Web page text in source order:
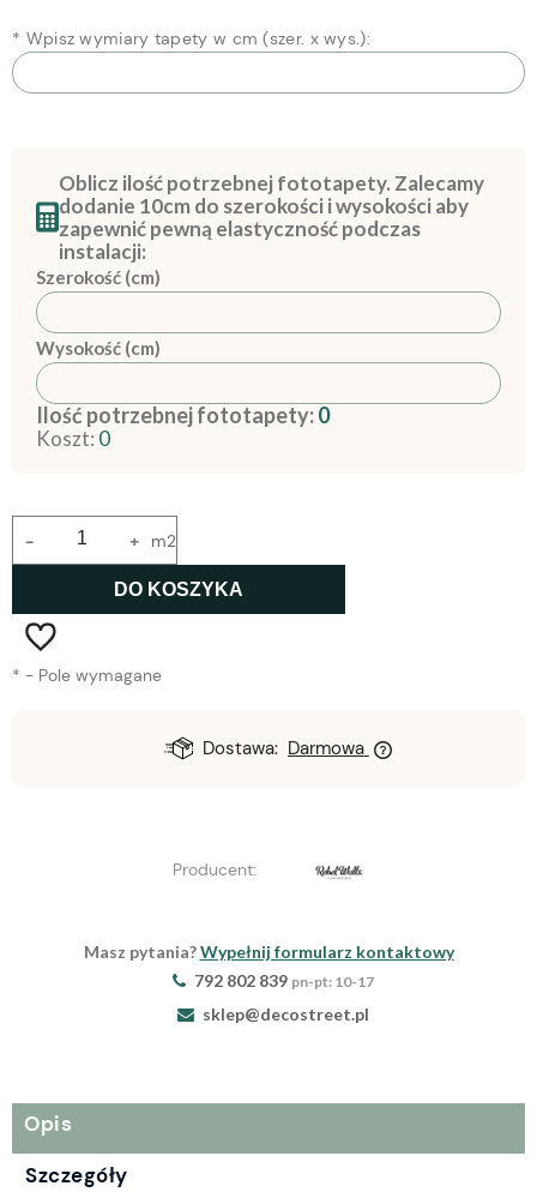
* Wpisz wymiary tapety w cm (szer. x wys.):
Oblicz ilość potrzebnej fototapety. Zalecamy
dodanie 10cm do szerokości i wysokości aby
zapewnić pewną elastyczność podczas
instalacji:
Szerokość (cm)
Wysokość (cm)
Ilość potrzebnej fototapety:0
Koszt: 0
+
- m2
DO KOSZYKA
* - Pole wymagane
Dostawa: Darmowa
Producent:
Masz pytania?Wypełnij formularz kontaktowy
792 802 839 pn-pt: 10-17
sklep@decostreet.pl
Opis
Szczegóły